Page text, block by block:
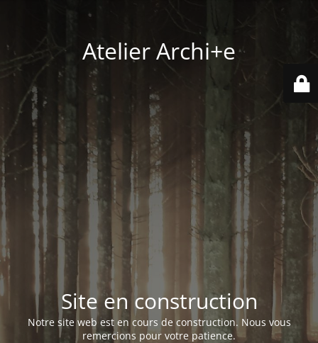
Atelier Archi+e
Site en construction
Notre site web est en cours de construction. Nous vous
remercions pour votre patience.